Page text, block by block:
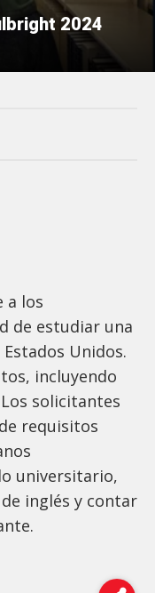
2024
a los
de estudiar una
Unidos.
incluyendo
solicitantes
requisitos
universitario,
inglés y contar